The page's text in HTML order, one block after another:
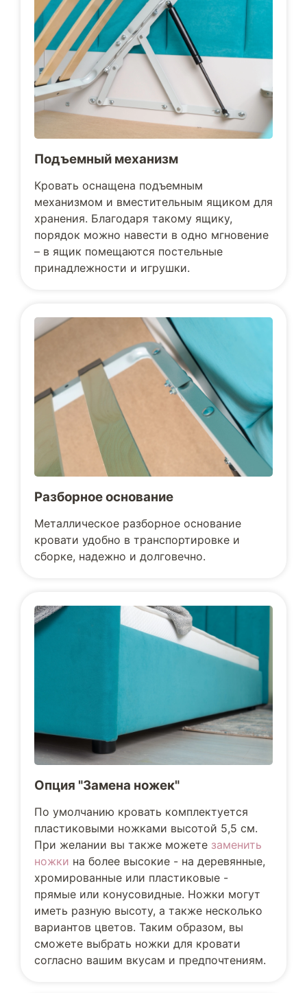
Подъемный механизм
Кровать оснащена подъемным
механизмом и вместительным ящиком для
хранения. Благодаря такому ящику,
порядок можно навести в одно мгновение
– в ящик помещаются постельные
принадлежности и игрушки.
Разборное основание
Металлическое разборное основание
кровати удобно в транспортировке и
сборке, надежно и долговечно.
Опция "Замена ножек"
По умолчанию кровать комплектуется
пластиковыми ножками высотой 5,5 см.
При желании вы также можете заменить
ножки на более высокие - на деревянные,
хромированные или пластиковые -
прямые или конусовидные. Ножки могут
иметь разную высоту, а также несколько
вариантов цветов. Таким образом, вы
сможете выбрать ножки для кровати
согласно вашим вкусам и предпочтениям.